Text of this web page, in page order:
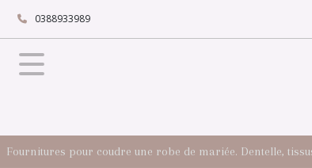
0388933989
Fournitures pour coudre une robe de mariée. Dentelle,